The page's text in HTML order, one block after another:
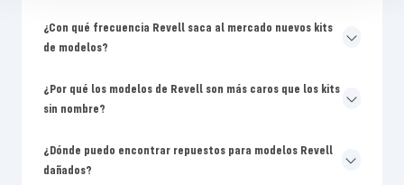
¿Con qué frecuencia Revell saca al mercado nuevos kits
de modelos?
¿Por qué los modelos de Revell son más caros que los kits
sin nombre?
¿Dónde puedo encontrar repuestos para modelos Revell
dañados?